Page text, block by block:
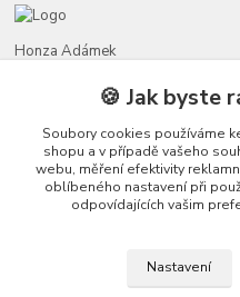
Honza Adámek
(Po-Ne, 9-21 hod.)
honza@autahracky.cz
Upravit
🍪 Jak byste
Soubory cookies používáme
shopu a v případě vašeho
webu, měření efektivity
oblíbeného nastavení při
odpovídajících vašim
Nastavení